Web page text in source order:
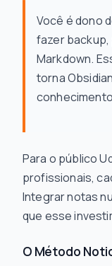
Você é dono
fazer
Markdown.
torna
Para o público
profissionais,
Integrar notas
que esse
O Método